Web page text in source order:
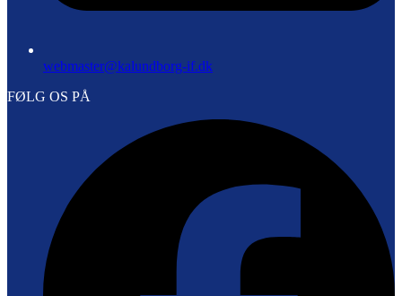
webmaster@kalundborg-if.dk
FØLG OS PÅ